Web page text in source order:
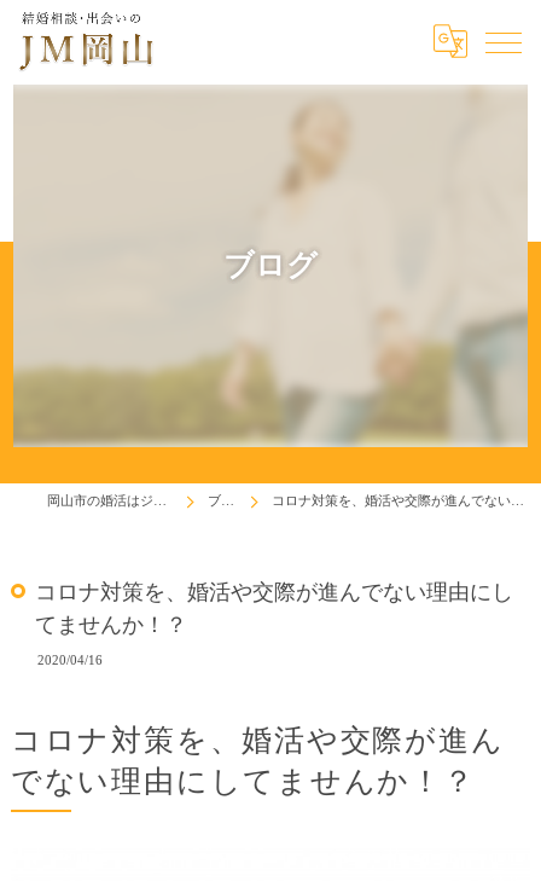
ブログ
ブログ コロナ対策を、婚活や交際が進んでない理由にしてませんか！？
コロナ対策を、婚活や交際が進んでない理由にし
てませんか！？
2020/04/16
コロナ対策を、婚活や交際が進ん
でない理由にしてませんか！？